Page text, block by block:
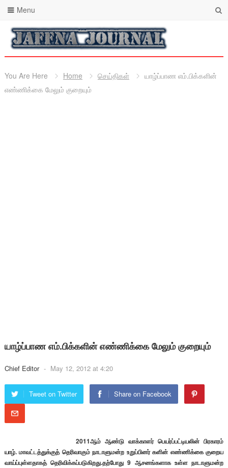
Menu
You Are Here Home செய்திகள்
யாழ்ப்பாண எம்.பிக்களின்
எண்ணிக்கை மேலும் குறையும்
யாழ்ப்பாண எம்.பிக்களின் எண்ணிக்கை மேலும் குறையும்
Chief Editor - May 12, 2012 at 4:20
Tweet on Twitter Share on Facebook
2011ஆம் ஆண்டு வாக்காளர் பெயர்ப்பட்டியலின் பிரகாரம்
யாழ். மாவட்டத்துக்குத் தெரிவாகும் நாடாளுமன்ற உறுப்பினர் களின் எண்ணிக்கை குறைய
வாய்ப்புள்ளதாகத் தெரிவிக்கப்படுகிறது.தற்போது 9 ஆசனங்களாக உள்ள நாடாளுமன்ற